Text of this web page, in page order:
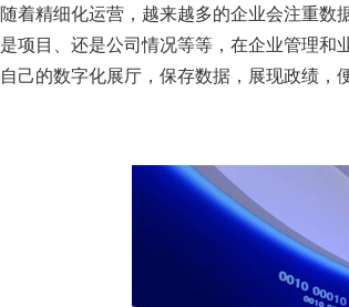
随着精细化运营，越来越多的企业会注重
是项目、还是公司情况等等，在企业管理和
自己的数字化展厅，保存数据，展现政绩，